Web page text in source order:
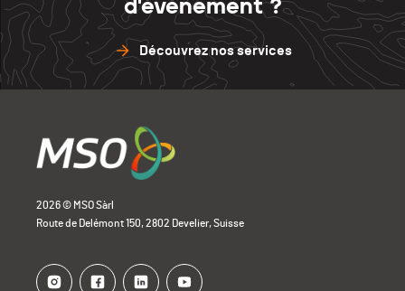
d'événement ?
Découvrez nos services
2026 © MSO Sàrl
Route de Delémont 150, 2802 Develier, Suisse